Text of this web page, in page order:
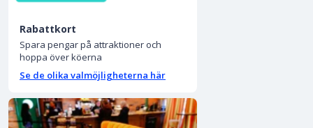
Rabattkort
Spara pengar på attraktioner och
hoppa över köerna
Se de olika valmöjligheterna här